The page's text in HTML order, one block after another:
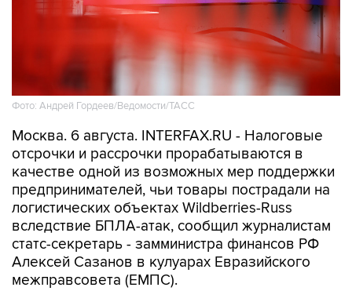
Фото: Андрей Гордеев/Ведомости/ТАСС
Москва. 6 августа. INTERFAX.RU - Налоговые
отсрочки и рассрочки прорабатываются в
качестве одной из возможных мер поддержки
предпринимателей, чьи товары пострадали на
логистических объектах Wildberries-Russ
вследствие БПЛА-атак, сообщил журналистам
статс-секретарь - замминистра финансов РФ
Алексей Сазанов в кулуарах Евразийского
межправсовета (ЕМПС).